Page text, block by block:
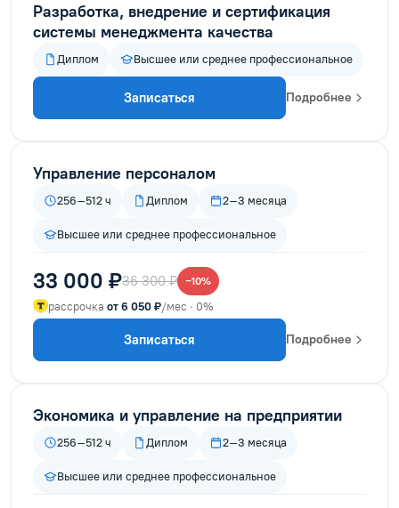
Разработка, внедрение и сертификация
системы менеджмента качества
Диплом Высшее или среднее профессиональное
Записаться Подробнее
Управление персоналом
256–512 ч Диплом 2–3 месяца
Высшее или среднее профессиональное
33 000 ₽36 300 ₽ −10%
рассрочка от 6 050 ₽/мес · 0%
Записаться Подробнее
Экономика и управление на предприятии
256–512 ч Диплом 2–3 месяца
Высшее или среднее профессиональное